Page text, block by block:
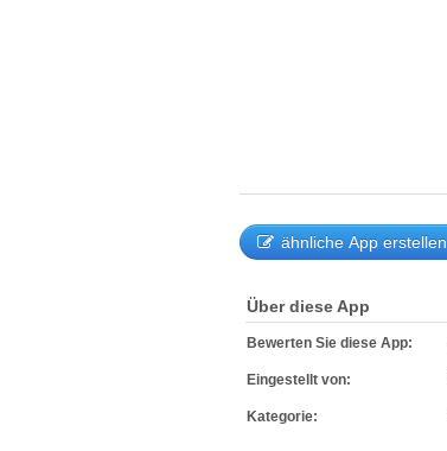
ähnliche App erstellen
Über diese App
Bewerten Sie diese App:
Eingestellt von:
Kategorie: